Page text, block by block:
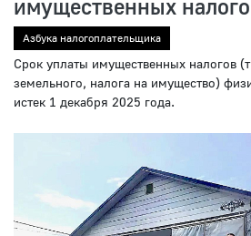
имущественных
Азбука налогоплательщика
Срок уплаты имущественных налогов
земельного, налога на имущество)
истек 1 декабря 2025 года.